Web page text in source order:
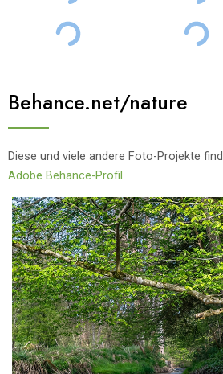
Behance.net/nature
Diese und viele andere Foto-Projekte
Adobe Behance-Profil